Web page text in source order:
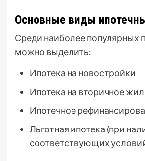
Основные виды
Среди наиболее популярных
можно выделить:
Ипотека на новостройки
Ипотека на вторичное
Ипотечное
Льготная ипотека (при
соответствующих